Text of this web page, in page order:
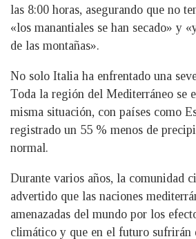
las 8:00 horas, asegurando que no
«los manantiales se han secado» y
de las montañas».
No solo Italia ha enfrentado una
Toda la región del Mediterráneo se
misma situación, con países como
registrado un 55 % menos de
normal.
Durante varios años, la comunidad
advertido que las naciones
amenazadas del mundo por los
climático y que en el futuro sufrirán